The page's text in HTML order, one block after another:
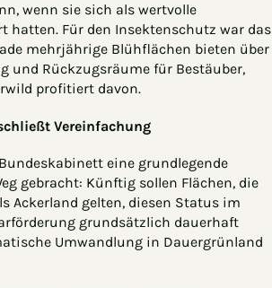
wenn sie sich als wertvolle
hatten. Für den Insektenschutz war das
mehrjährige Blühflächen bieten über
und Rückzugsräume für Bestäuber,
profitiert davon.
Vereinfachung
eine grundlegende
gebracht: Künftig sollen Flächen, die
Ackerland gelten, diesen Status im
grundsätzlich dauerhaft
Umwandlung in Dauergrünland